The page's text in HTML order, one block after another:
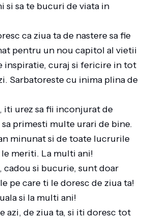
si sa te bucuri de viata in
ca ziua ta de nastere sa fie
pentru un nou capitol al vietii
inspiratie, curaj si fericire in tot
Sarbatoreste cu inima plina de
iti urez sa fii inconjurat de
primesti multe urari de bine.
minunat si de toate lucrurile
meriti. La multi ani!
cadou si bucurie, sunt doar
pe care ti le doresc de ziua ta!
si la multi ani!
azi, de ziua ta, si iti doresc tot